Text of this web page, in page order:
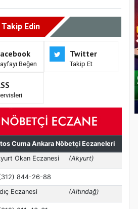
Edin
Beğen
Twitter
Takip Et